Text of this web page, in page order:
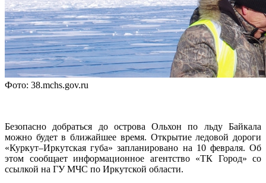
Фото: 38.mchs.gov.ru
Безопасно добраться до острова Ольхон по льду Байкала
можно будет в ближайшее время. Открытие ледовой дороги
«Куркут–Иркутская губа» запланировано на 10 февраля. Об
этом сообщает информационное агентство «ТК Город» со
ссылкой на ГУ МЧС по Иркутской области.